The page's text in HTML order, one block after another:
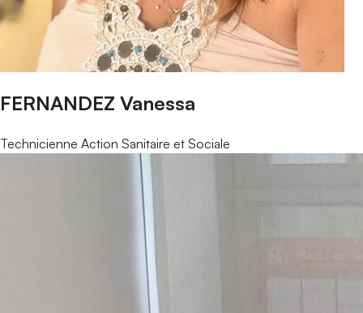
FERNANDEZ Vanessa
Technicienne Action Sanitaire et Sociale